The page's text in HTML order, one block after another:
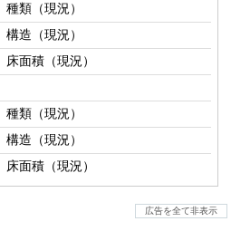
種類（現況）
構造（現況）
床面積（現況）
種類（現況）
構造（現況）
床面積（現況）
広告を全て非表示